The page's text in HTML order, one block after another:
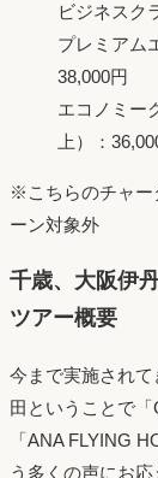
ビジネスク
プレミアム
38,000円
エコノミー
上）：
※こちらのチャー
ーン対象外
千歳、大阪伊
ツアー概要
今まで実施され
田ということで
「ANA FLYING
う多くの声にお